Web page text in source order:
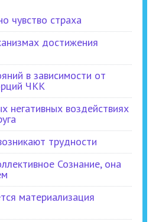
чувство страха
достижения
в зависимости от
ЧКК
негативных воздействиях
трудности
Сознание, она
материализация